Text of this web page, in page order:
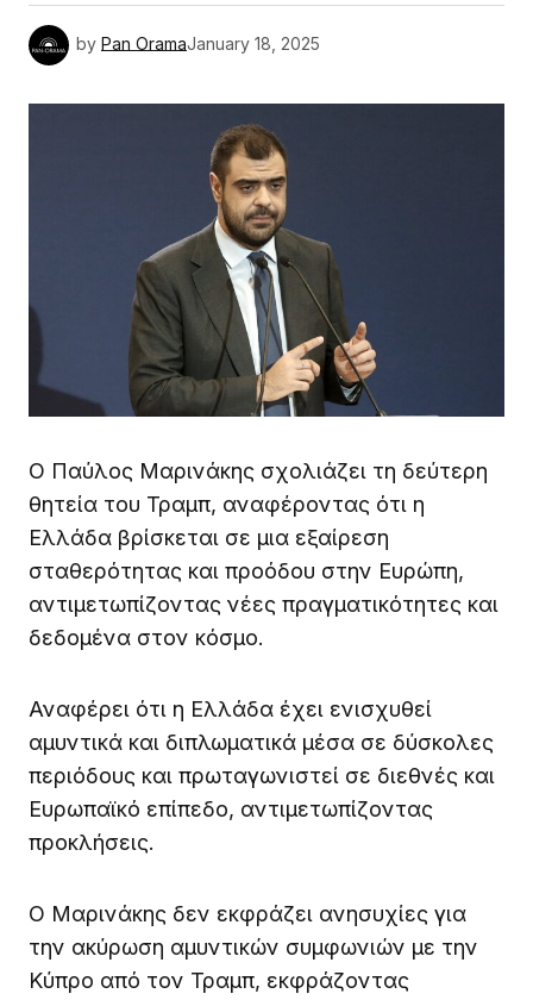
by Pan OramaJanuary 18, 2025
Ο Παύλος Μαρινάκης σχολιάζει τη δεύτερη
θητεία του Τραμπ, αναφέροντας ότι η
Ελλάδα βρίσκεται σε μια εξαίρεση
σταθερότητας και προόδου στην Ευρώπη,
αντιμετωπίζοντας νέες πραγματικότητες και
δεδομένα στον κόσμο.
Αναφέρει ότι η Ελλάδα έχει ενισχυθεί
αμυντικά και διπλωματικά μέσα σε δύσκολες
περιόδους και πρωταγωνιστεί σε διεθνές και
Ευρωπαϊκό επίπεδο, αντιμετωπίζοντας
προκλήσεις.
Ο Μαρινάκης δεν εκφράζει ανησυχίες για
την ακύρωση αμυντικών συμφωνιών με την
Κύπρο από τον Τραμπ, εκφράζοντας